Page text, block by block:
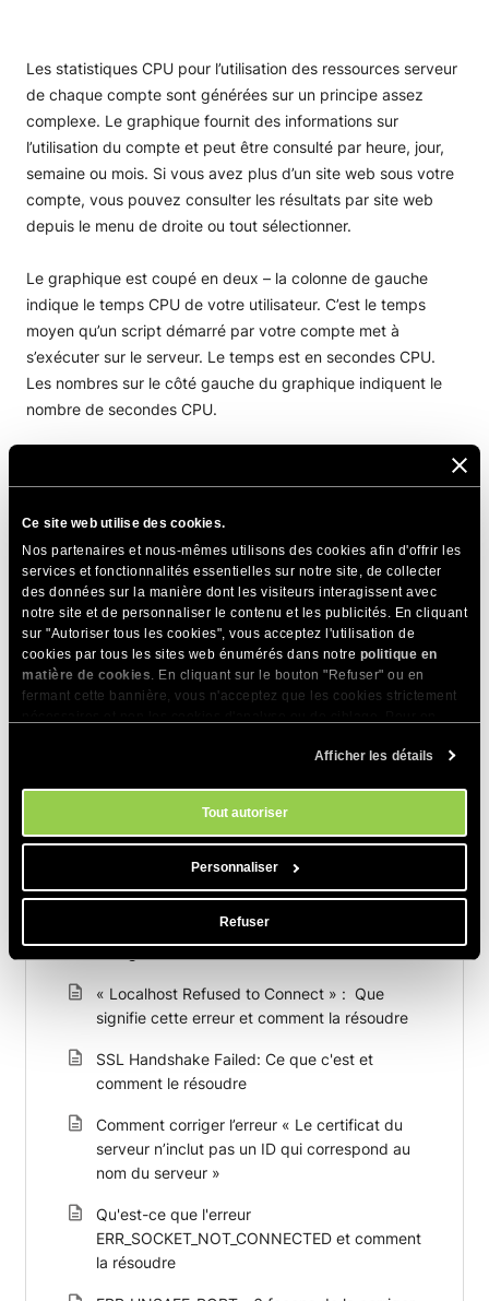
Ce site web utilise des cookies.
Nos partenaires et nous-mêmes utilisons des cookies afin d'offrir les
services et fonctionnalités essentielles sur notre site, de collecter
des données sur la manière dont les visiteurs interagissent avec
notre site et de personnaliser le contenu et les publicités. En cliquant
sur "Autoriser tous les cookies", vous acceptez l'utilisation de
cookies par tous les sites web énumérés dans notre politique en
matière de cookies . En cliquant sur le bouton "Refuser" ou en
fermant cette bannière, vous n'acceptez que les cookies strictement
. Vous pouvez gérer vos préférences
Afficher les détails
Tout autoriser
Personnaliser
Refuser
Les statistiques CPU pour l’utilisation des ressources serveur
de chaque compte sont générées sur un principe assez
complexe. Le graphique fournit des informations sur
l’utilisation du compte et peut être consulté par heure, jour,
semaine ou mois. Si vous avez plus d’un site web sous votre
compte, vous pouvez consulter les résultats par site web
depuis le menu de droite ou tout sélectionner.
Le graphique est coupé en deux – la colonne de gauche
indique le temps CPU de votre utilisateur. C’est le temps
moyen qu’un script démarré par votre compte met à
s’exécuter sur le serveur. Le temps est en secondes CPU.
Les nombres sur le côté gauche du graphique indiquent le
nombre de secondes CPU.
nombre d’exécutions par heure (si c’est l’option choisie) votre
compte fait.
Un exemple simple d’exécution est lorsqu’un visiteur ouvre
votre site web et que votre fichier d’index est chargé. Cela
compte comme une exécution. Plus votre site web compte
de visiteurs, plus il génère d’exécutions.
Articles Connexes
ERR_BLOCKED_BY_CLIENT : 10 façons de
corriger l'erreur
« Localhost Refused to Connect » : Que
signifie cette erreur et comment la résoudre
SSL Handshake Failed: Ce que c'est et
comment le résoudre
Comment corriger l’erreur « Le certificat du
serveur n’inclut pas un ID qui correspond au
nom du serveur »
Qu'est-ce que l'erreur
ERR_SOCKET_NOT_CONNECTED et comment
la résoudre